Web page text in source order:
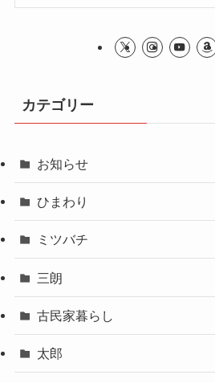
カテゴリー
お知らせ
ひまわり
ミツバチ
三朗
古民家暮らし
太郎